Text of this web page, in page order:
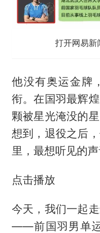
打开网易新
他没有奥运金牌
衔。在国羽最辉
颗被星光淹没的
想到，退役之后
里，最想听见的声
点击播放
今天，我们一起
——前国羽男单